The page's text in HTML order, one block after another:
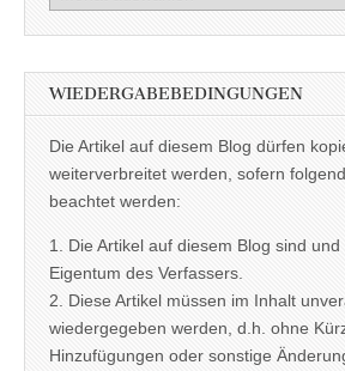
WIEDERGABEBEDINGUNGEN
Die Artikel auf diesem Blog dürfen
weiterverbreitet werden, sofern
beachtet werden:
1. Die Artikel auf diesem Blog sind
Eigentum des Verfassers.
2. Diese Artikel müssen im Inhalt
wiedergegeben werden, d.h. ohne
Hinzufügungen oder sonstige